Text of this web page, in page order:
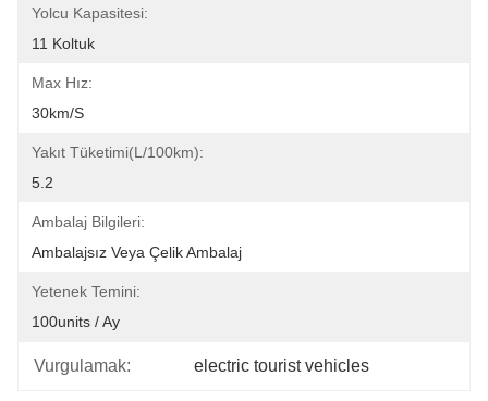
Yolcu Kapasitesi:
11 Koltuk
Max Hız:
30km/s
Yakıt Tüketimi(L/100km):
5.2
Ambalaj Bilgileri:
Ambalajsız Veya Çelik Ambalaj
Yetenek Temini:
100units / Ay
Vurgulamak: electric tourist vehicles